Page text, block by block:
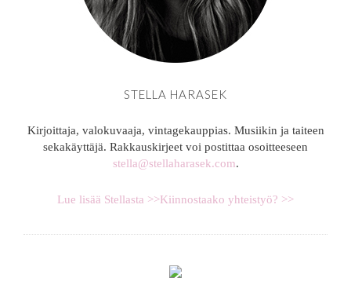
STELLA HARASEK
Kirjoittaja, valokuvaaja, vintagekauppias. Musiikin ja taiteen
sekakäyttäjä. Rakkauskirjeet voi postittaa osoitteeseen
stella@stellaharasek.com.
Lue lisää Stellasta >>Kiinnostaako yhteistyö? >>